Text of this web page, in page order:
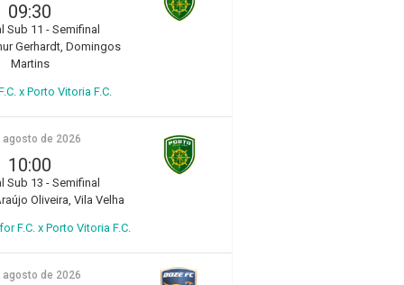
09:30
Sub 11 - Semifinal
Gerhardt, Domingos
Martins
x Porto Vitoria F.C.
agosto de 2026
10:00
Sub 13 - Semifinal
Oliveira, Vila Velha
F.C. x Porto Vitoria F.C.
agosto de 2026